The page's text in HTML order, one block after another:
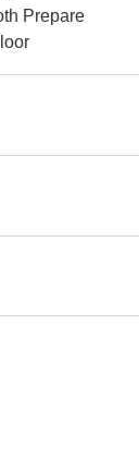
Prepare